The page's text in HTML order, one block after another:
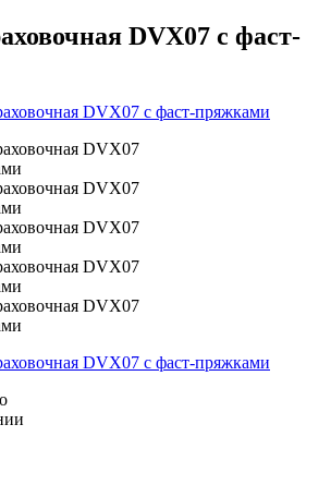
DVX07 с фаст-